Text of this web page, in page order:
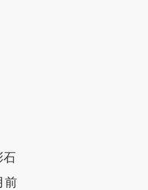
石
前